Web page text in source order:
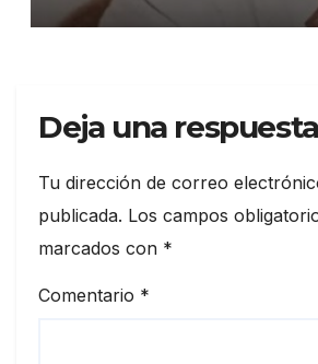
Deja una respuesta
Tu dirección de correo
publicada. Los campos
marcados con *
Comentario *